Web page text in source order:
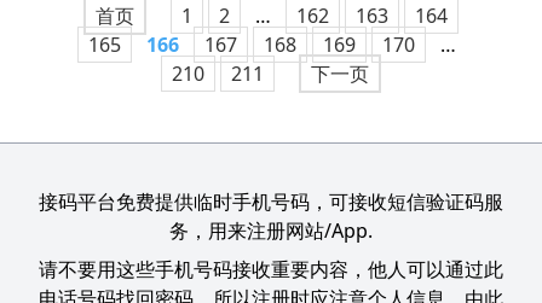
首页 1 2 … 162 163
164
165
166 167 168 169 170
…
210
211 下一页
接码平台免费提供临时手机号码，可接收短信验证码服
务，用来注册网站/App.
请不要用这些手机号码接收重要内容，他人可以通过此
电话号码找回密码，所以注册时应注意个人信息，由此